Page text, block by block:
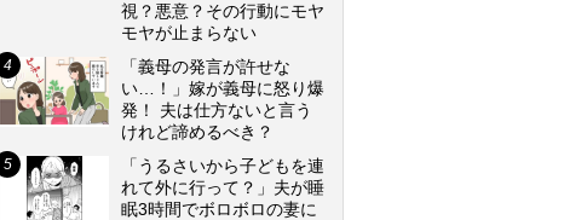
視？悪意？その行動にモヤ
モヤが止まらない
「義母の発言が許せな
い…！」嫁が義母に怒り爆
発！ 夫は仕方ないと言う
けれど諦めるべき？
「うるさいから子どもを連
れて外に行って？」夫が睡
眠3時間でボロボロの妻に